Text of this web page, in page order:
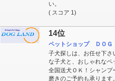
い。
( スコア 1)
14位
ペットショップ ＤＯ
子犬探しは、お任せ下
な子犬と、おしゃれなペ
全国送犬ＯＫ！シャン
磨きのご予約も承ります。